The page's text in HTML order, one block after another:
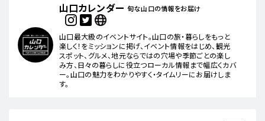
山口カレンダー 旬な山口の情報をお届け
山口最大級のイベントサイト。山口の旅・暮らしをもっと
楽しく！をミッションに掲げ、イベント情報をはじめ、観光
スポット、グルメ、地元ならではの穴場や季節ごとの楽し
み方、日々の暮らしに役立つローカル情報まで幅広くカバ
ー。山口の魅力をわかりやすく・タイムリーにお届けしま
す。